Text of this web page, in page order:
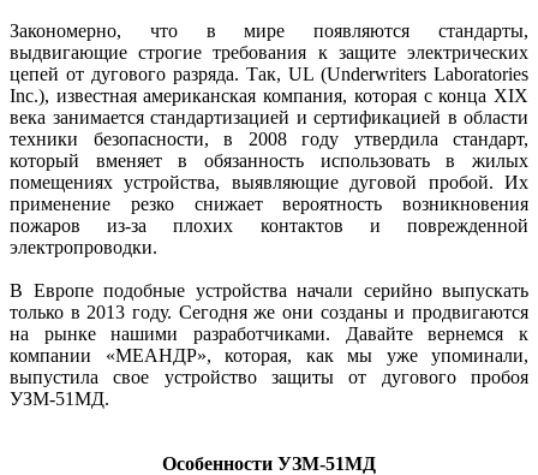
Закономерно, что в мире появляются стандарты,
выдвигающие строгие требования к защите электрических
цепей от дугового разряда. Так, UL (Underwriters Laboratories
Inc.), известная американская компания, которая с конца XIX
века занимается стандартизацией и сертификацией в области
техники безопасности, в 2008 году утвердила стандарт,
который вменяет в обязанность использовать в жилых
помещениях устройства, выявляющие дуговой пробой. Их
применение резко снижает вероятность возникновения
пожаров из-за плохих контактов и поврежденной
электропроводки.
В Европе подобные устройства начали серийно выпускать
только в 2013 году. Сегодня же они созданы и продвигаются
на рынке нашими разработчиками. Давайте вернемся к
компании «МЕАНДР», которая, как мы уже упоминали,
выпустила свое устройство защиты от дугового пробоя
УЗМ-51МД.
Особенности УЗМ-51МД